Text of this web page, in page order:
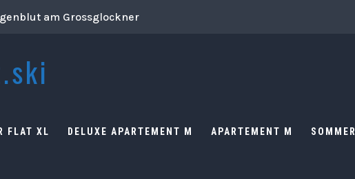
am Grossglockner
FLAT XL DELUXE APARTEMENT M APARTEMENT M SOMMER